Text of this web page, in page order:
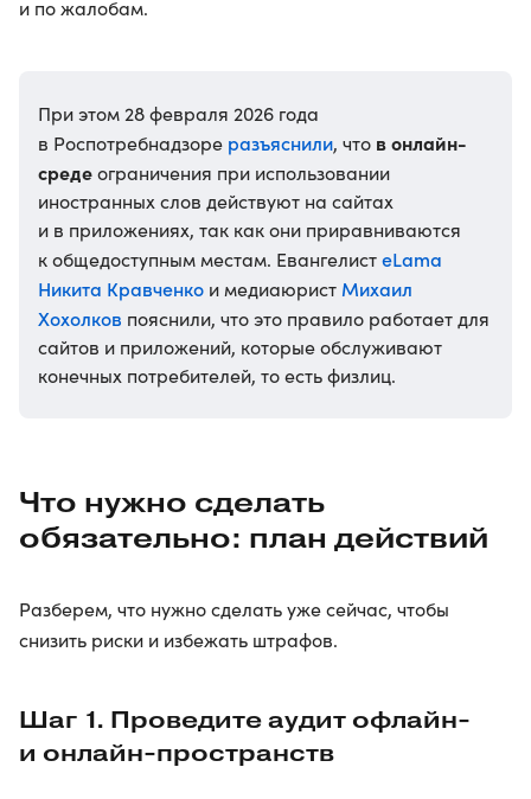
и по жалобам.
При этом 28 февраля 2026 года
в Роспотребнадзоре разъяснили, что в онлайн-
средеограничения при использовании
иностранных слов действуют на сайтах
и в приложениях, так как они приравниваются
к общедоступным местам. ЕвангелистeLama
Никита Кравченко и медиаюрист Михаил
Хохолков пояснили, что это правило работает для
сайтов и приложений, которые обслуживают
конечных потребителей, то есть физлиц.
Что нужно сделать
обязательно: план действий
Разберем, что нужно сделать уже сейчас, чтобы
снизить риски и избежать штрафов.
Шаг 1. Проведите аудит офлайн-
и онлайн-пространств